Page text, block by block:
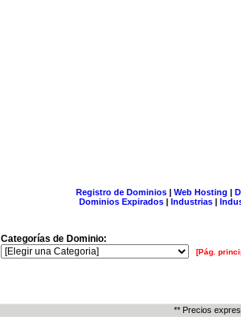
Registro de Dominios| Web Hosting |
Dominios Expirados | Industrias |
Categorías de Dominio:
[Pág.
** Precios